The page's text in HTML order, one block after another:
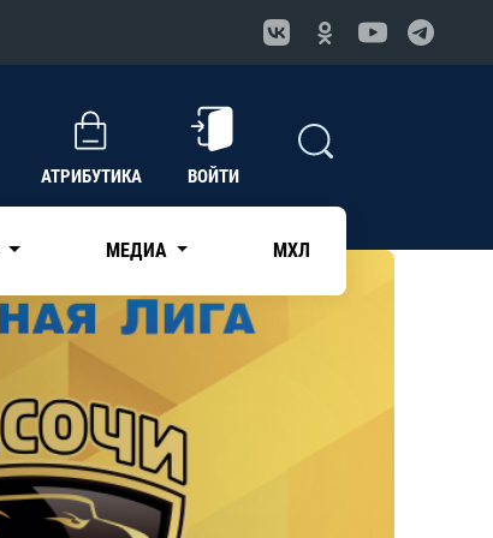
АТРИБУТИКА ВОЙТИ
МЕДИА МХЛ